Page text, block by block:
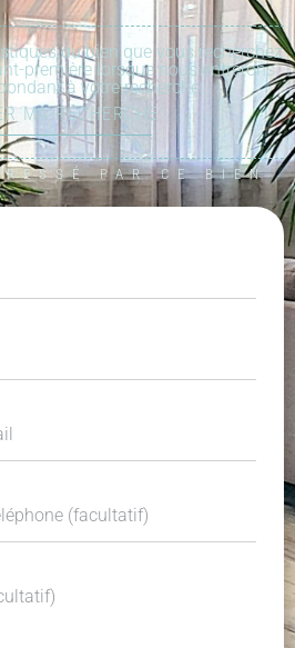
du bien que vous recherchez
première lorsque nous entrerons
à votre recherche :
MA RECHERCHE
PAR CE BIEN